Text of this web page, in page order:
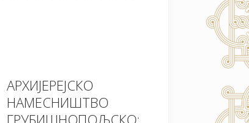
АРХИЈЕРЕЈСКО
НАМЕСНИШТВО